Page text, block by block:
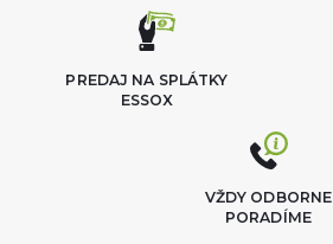
PREDAJ NA SPLÁTKY
ESSOX
VŽDY ODBORNE
PORADÍME